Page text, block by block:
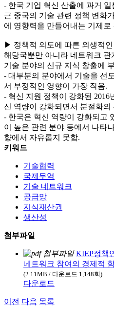
- 한국 기업 혁신 산출에 과거
근 중국의 기술 관련 정책 변화
에 영향력을 만들어내는 기제로
▶ 정책적 의도에 따른 외생적
해당국뿐만 아니라 네트워크 관
기술 분야의 신규 지식 창출에
- 대부분의 분야에서 기술을 선
서 부정적인 영향이 가장 작음.
- 혁신 지원 정책이 강화된 2016
신 역량이 강화되면서 분절화의
- 한국은 혁신 역량이 강화되고
이 높은 관련 분야 등에서 나타
향에서 자유롭지 못함.
키워드
기술협력
국제무역
기술 네트워크
공급망
지식재산권
생산성
첨부파일
KIEP정책
네트워크 참여의 경제적
(2.11MB / 다운로드 1,148회)
다운로드
이전 다음 목록